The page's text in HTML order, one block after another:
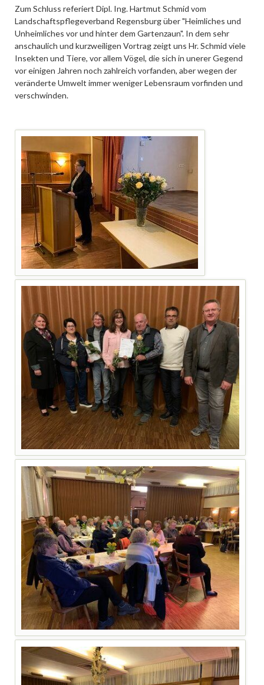
Zum Schluss referiert Dipl. Ing. Hartmut Schmid vom
Landschaftspflegeverband Regensburg über "Heimliches und
Unheimliches vor und hinter dem Gartenzaun". In dem sehr
anschaulich und kurzweiligen Vortrag zeigt uns Hr. Schmid viele
Insekten und Tiere, vor allem Vögel, die sich in unerer Gegend
vor einigen Jahren noch zahlreich vorfanden, aber wegen der
veränderte Umwelt immer weniger Lebensraum vorfinden und
verschwinden.